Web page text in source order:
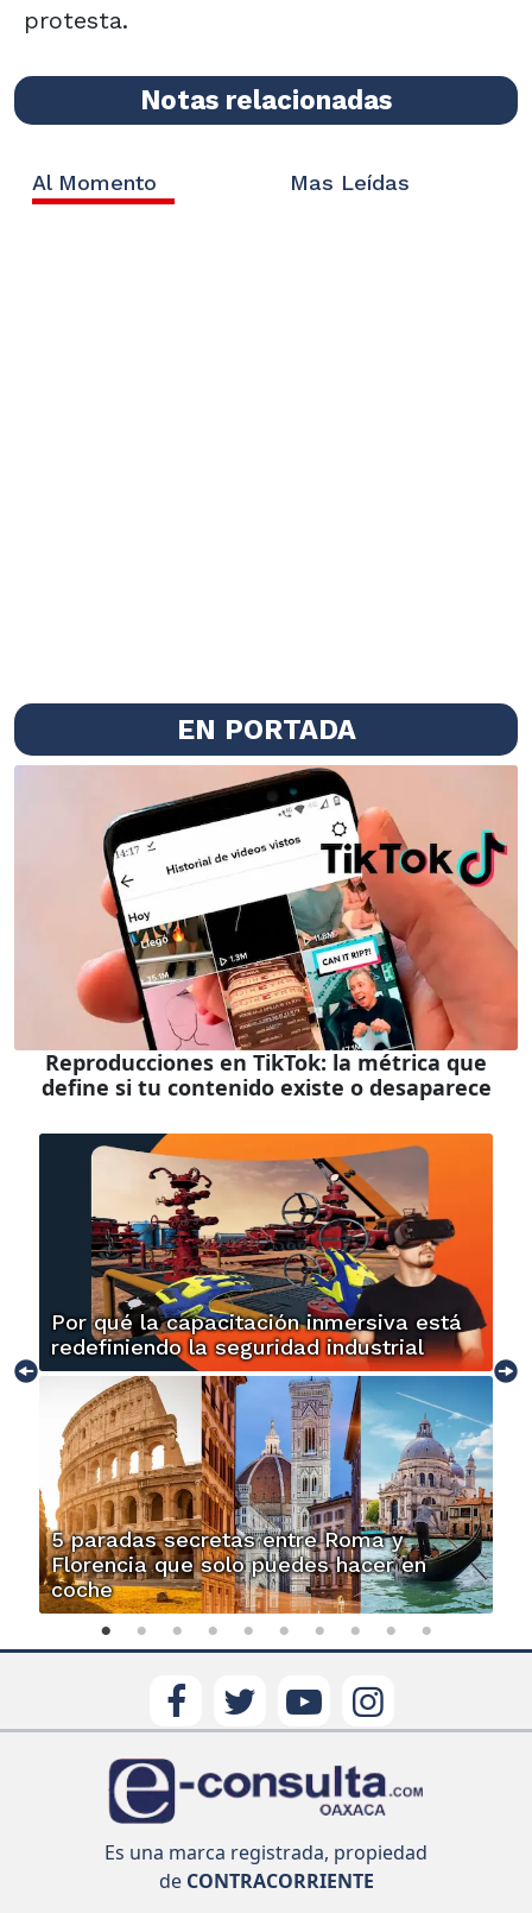
protesta.
Notas relacionadas
Al Momento Mas Leídas
EN PORTADA
Reproducciones en TikTok: la métrica que
define si tu contenido existe o desaparece
Por qué la capacitación inmersiva está
redefiniendo la seguridad industrial
5 paradas secretas entre Roma y
Florencia que solo puedes hacer en
coche
Es una marca registrada, propiedad
deCONTRACORRIENTE